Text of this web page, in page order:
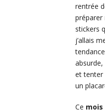
rentrée
préparer
stickers
j’allais
et tenter
un
Ce